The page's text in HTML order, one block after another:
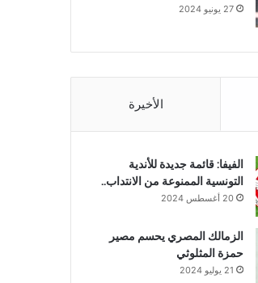
27 يونيو 2024
الأخيرة
الفيفا: قائمة جديدة للأندية
التونسية الممنوعة من الانتداب..
20 أغسطس 2024
الزمالك المصري يحسم مصير
حمزة المثلوثي
21 يوليو 2024